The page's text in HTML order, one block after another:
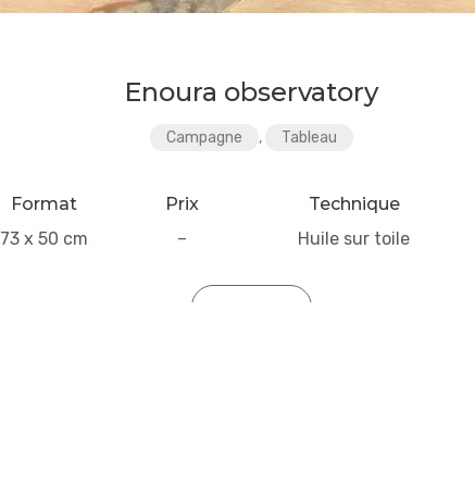
Enoura observatory
Campagne , Tableau
Format
73 x 50 cm
Prix
–
Technique
Huile sur toile